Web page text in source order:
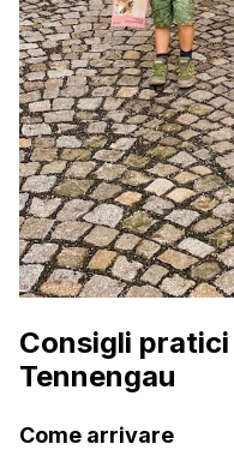
Consigli
Tennengau
Come arrivare